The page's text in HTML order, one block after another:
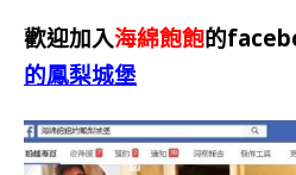
歡迎加入海綿飽飽的
的鳳梨城堡